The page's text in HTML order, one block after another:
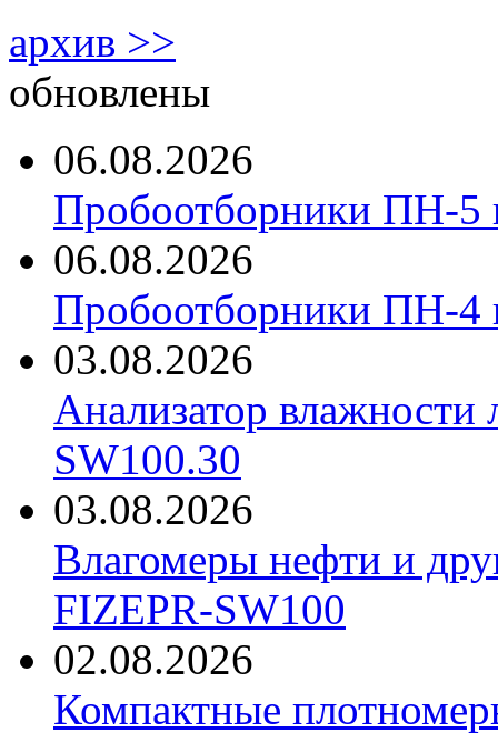
архив >>
обновлены
06.08.2026
Пробоотборники ПН-
06.08.2026
Пробоотборники ПН-
03.08.2026
Анализатор
SW100.30
03.08.2026
Влагомеры нефти и
FIZEPR-SW100
02.08.2026
Компактные